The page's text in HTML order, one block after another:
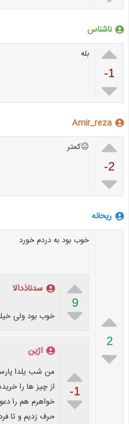
ناشناس

-1

بله
Amir_reza

-2

😐کمتر
ریحانه

2

خوب بود به دردم خورد

9

سدناذدالا
خوب بود ولی

-1

اژین
من شب یلدا
از چیز ها را
خواهرم هم را
حرف زدیم و تا